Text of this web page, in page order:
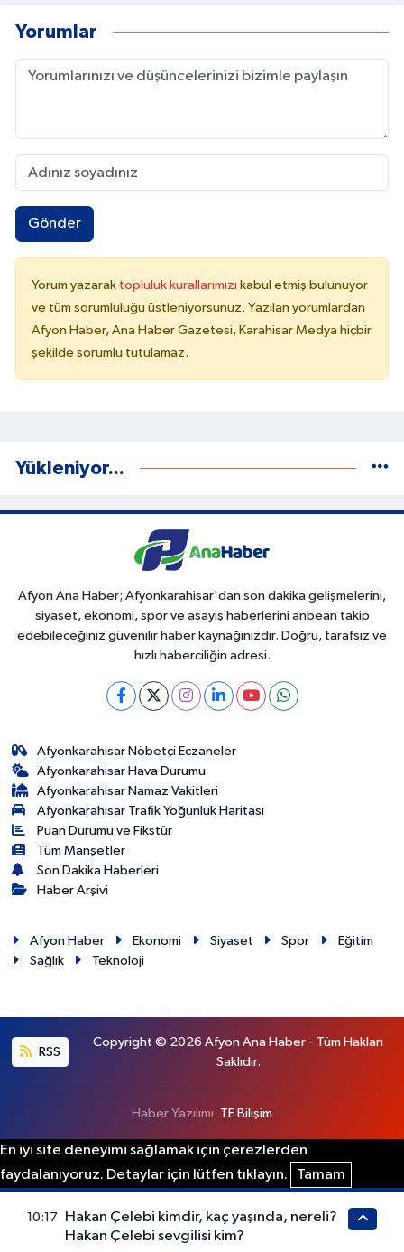
Yorumlar
Gönder
Yorum yazarak topluluk kurallarımızı kabul etmiş bulunuyor
ve tüm sorumluluğu üstleniyorsunuz. Yazılan yorumlardan
Afyon Haber, Ana Haber Gazetesi, Karahisar Medya hiçbir
şekilde sorumlu tutulamaz.
Yükleniyor...
Afyon Ana Haber; Afyonkarahisar'dan son dakika gelişmelerini,
siyaset, ekonomi, spor ve asayiş haberlerini anbean takip
edebileceğiniz güvenilir haber kaynağınızdır. Doğru, tarafsız ve
hızlı haberciliğin adresi.
Afyonkarahisar Nöbetçi Eczaneler
Afyonkarahisar Hava Durumu
Afyonkarahisar Namaz Vakitleri
Afyonkarahisar Trafik Yoğunluk Haritası
Puan Durumu ve Fikstür
Tüm Manşetler
Son Dakika Haberleri
Haber Arşivi
Afyon Haber Ekonomi Siyaset Spor
Eğitim
Sağlık
Teknoloji
RSS
Copyright © 2026 Afyon Ana Haber - Tüm Hakları
Saklıdır.
Haber Yazılımı: TE Bilişim
En iyi site deneyimi sağlamak için çerezlerden
faydalanıyoruz. Detaylar için lütfen tıklayın.
Tamam
10:17
Hakan Çelebi kimdir, kaç yaşında, nereli?
Hakan Çelebi sevgilisi kim?